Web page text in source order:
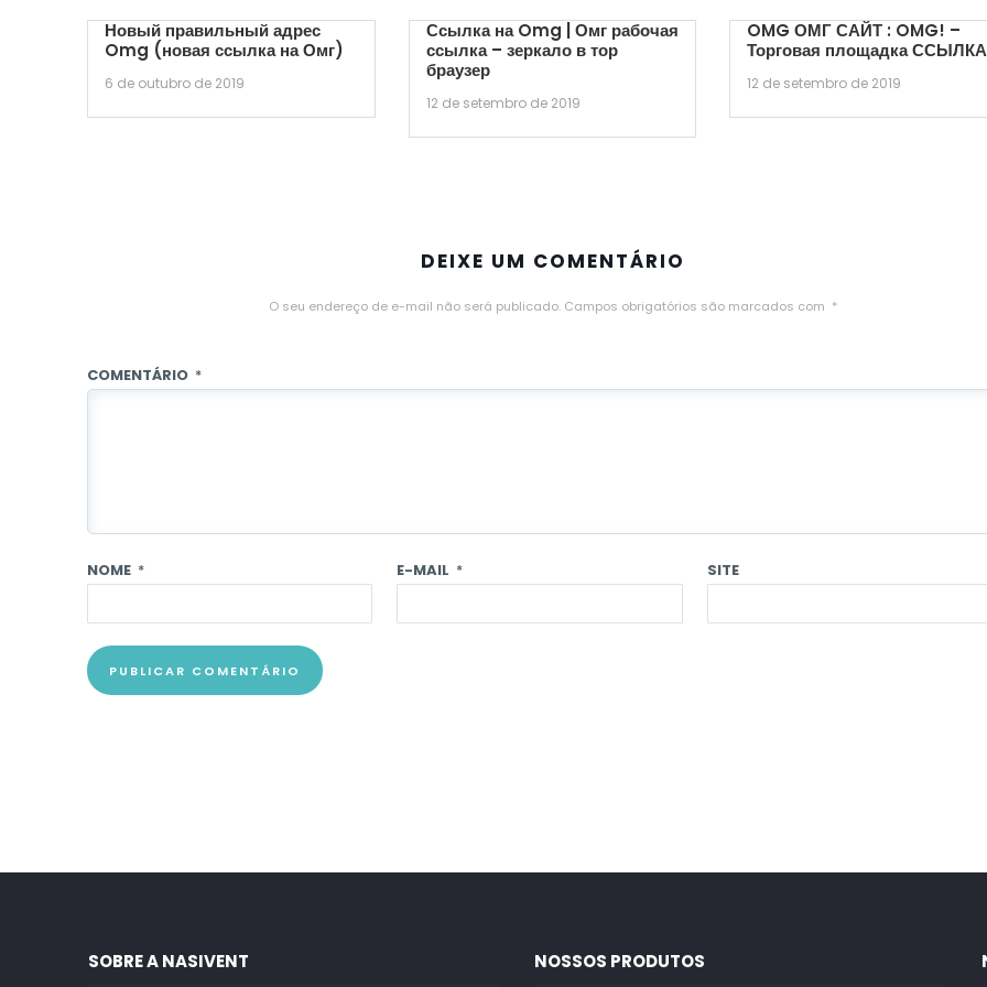
Новый правильный адрес
Omg (новая ссылка на Омг)
6 de outubro de 2019
Ссылка на Omg | Омг рабочая
ссылка – зеркало в тор
браузер
12 de setembro de 2019
OMG ОМГ САЙТ : OMG! –
Торговая площадка ССЫЛКА
12 de setembro de 2019
DEIXE UM COMENTÁRIO
O seu endereço de e-mail não será publicado. Campos obrigatórios são marcados com *
COMENTÁRIO *
NOME * E-MAIL * SITE
SOBRE A NASIVENT NOSSOS PRODUTOS